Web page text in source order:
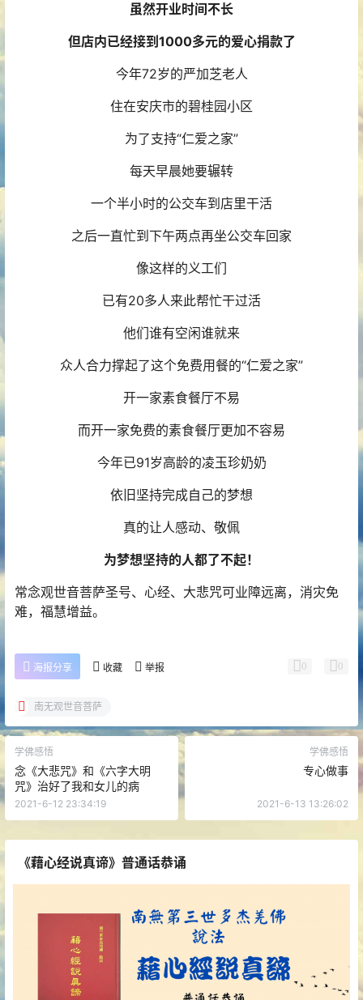
虽然开业时间不长
但店内已经接到1000多元的爱心捐款了
今年72岁的严加芝老人
住在安庆市的碧桂园小区
为了支持“仁爱之家”
每天早晨她要辗转
一个半小时的公交车到店里干活
之后一直忙到下午两点再坐公交车回家
像这样的义工们
已有20多人来此帮忙干过活
他们谁有空闲谁就来
众人合力撑起了这个免费用餐的“仁爱之家”
开一家素食餐厅不易
而开一家免费的素食餐厅更加不容易
今年已91岁高龄的凌玉珍奶奶
依旧坚持完成自己的梦想
真的让人感动、敬佩
为梦想坚持的人都了不起！
常念观世音菩萨圣号、心经、大悲咒可业障远离，消灾免
难，福慧增益。
海报分享 收藏 举报 0 0
南无观世音菩萨
学佛感悟
念《大悲咒》和《六字大明
咒》治好了我和女儿的病
2021-6-12 23:34:19
学佛感悟
专心做事
2021-6-13 13:26:02
《藉心经说真谛》普通话恭诵